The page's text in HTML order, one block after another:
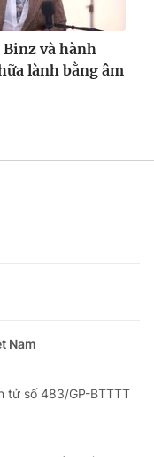
Binz và hành
lành bằng âm
Nam
tử số 483/GP-BTTTT